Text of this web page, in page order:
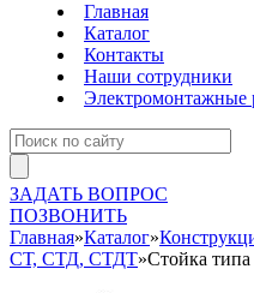
Главная
Каталог
Контакты
Наши сотрудники
Электромонтажные
ЗАДАТЬ ВОПРОС
ПОЗВОНИТЬ
Главная»Каталог»
СТ, СТД, СТДТ»Стойка